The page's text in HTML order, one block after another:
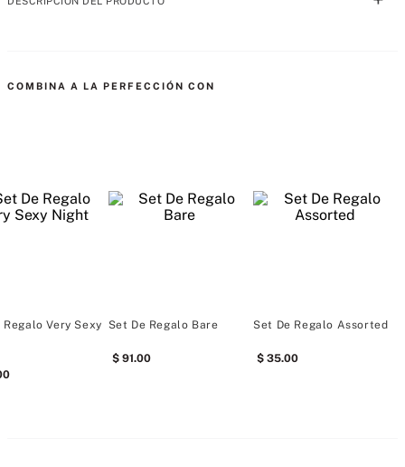
COMBINA A LA PERFECCIÓN CON
Regalo Very Sexy Set De Regalo Bare
91.00
Set De Regalo Assorted
35.00